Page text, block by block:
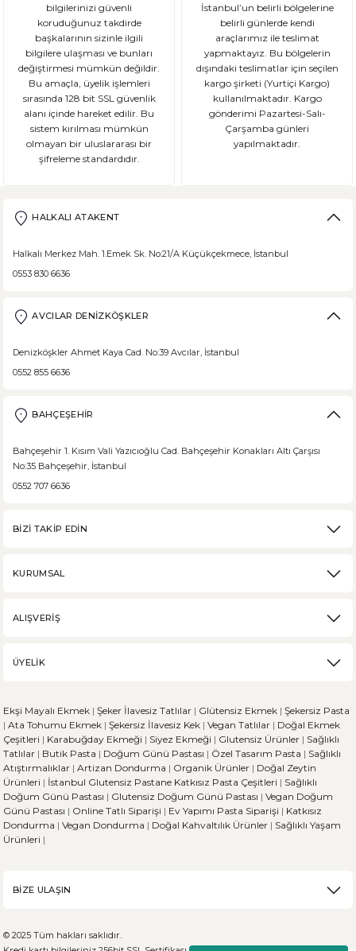
bilgilerinizi güvenli
koruduğunuz takdirde
başkalarının sizinle ilgili
bilgilere ulaşması ve bunları
değiştirmesi mümkün değildir.
Bu amaçla, üyelik işlemleri
sırasında 128 bit SSL güvenlik
alanı içinde hareket edilir. Bu
sistem kırılması mümkün
olmayan bir uluslararası bir
şifreleme standardıdır.
İstanbul’un belirli bölgelerine
belirli günlerde kendi
araçlarımız ile teslimat
yapmaktayız. Bu bölgelerin
dışındaki teslimatlar için seçilen
kargo şirketi (Yurtiçi Kargo)
kullanılmaktadır. Kargo
gönderimi Pazartesi-Salı-
Çarşamba günleri
yapılmaktadır.
HALKALI ATAKENT
Halkalı Merkez Mah. 1.Emek Sk. No:21/A Küçükçekmece, İstanbul
0553 830 6636
AVCILAR DENİZKÖŞKLER
Denizköşkler Ahmet Kaya Cad. No:39 Avcılar, İstanbul
0552 855 6636
BAHÇEŞEHİR
Bahçeşehir 1. Kısım Vali Yazıcıoğlu Cad. Bahçeşehir Konakları Altı Çarşısı
No:35 Bahçeşehir, İstanbul
0552 707 6636
BİZİ TAKİP EDİN
KURUMSAL
ALIŞVERİŞ
ÜYELİK
Ekşi Mayalı Ekmek | Şeker İlavesiz Tatlılar | Glütensiz Ekmek | Şekersiz Pasta
| Ata Tohumu Ekmek | Şekersiz İlavesiz Kek | Vegan Tatlılar | Doğal Ekmek
Çeşitleri | Karabuğday Ekmeği | Siyez Ekmeği | Glutensiz Ürünler | Sağlıklı
Tatlılar | Butik Pasta | Doğum Günü Pastası | Özel Tasarım Pasta | Sağlıklı
Atıştırmalıklar | Artizan Dondurma | Organik Ürünler | Doğal Zeytin
Ürünleri | İstanbul Glutensiz Pastane Katkısız Pasta Çeşitleri | Sağlıklı
Doğum Günü Pastası | Glutensiz Doğum Günü Pastası | Vegan Doğum
Günü Pastası | Online Tatlı Siparişi | Ev Yapımı Pasta Siparişi | Katkısız
Dondurma | Vegan Dondurma | Doğal Kahvaltılık Ürünler | Sağlıklı Yaşam
Ürünleri |
BİZE ULAŞIN
© 2025 Tüm hakları saklıdır.